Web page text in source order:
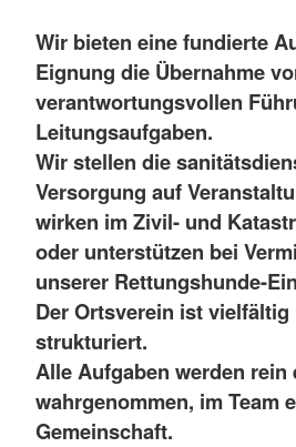
Wir bieten eine fundierte
Eignung die Übernahme
verantwortungsvollen
Leitungsaufgaben.
Wir stellen die
Versorgung auf
wirken im Zivil- und
oder unterstützen bei
unserer Rettungshunde-
Der Ortsverein ist
strukturiert.
Alle Aufgaben werden rein
wahrgenommen, im Team
Gemeinschaft.